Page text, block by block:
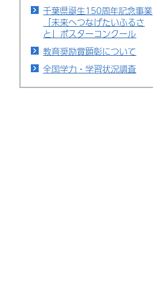
千葉県誕生150周年記念事業
「未来へつなげたいふるさ
と」ポスターコンクール
教育奨励賞顕彰について
全国学力・学習状況調査